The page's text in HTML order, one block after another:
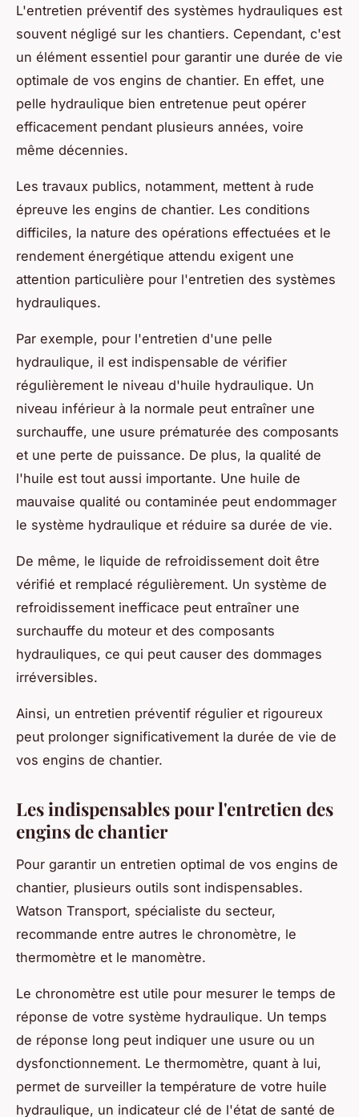
L'entretien préventif des systèmes hydrauliques est
souvent négligé sur les chantiers. Cependant, c'est
un élément essentiel pour garantir une durée de vie
optimale de vos engins de chantier. En effet, une
pelle hydraulique bien entretenue peut opérer
efficacement pendant plusieurs années, voire
même décennies.
Les travaux publics, notamment, mettent à rude
épreuve les engins de chantier. Les conditions
difficiles, la nature des opérations effectuées et le
rendement énergétique attendu exigent une
attention particulière pour l'entretien des systèmes
hydrauliques.
Par exemple, pour l'entretien d'une pelle
hydraulique, il est indispensable de vérifier
régulièrement le niveau d'huile hydraulique. Un
niveau inférieur à la normale peut entraîner une
surchauffe, une usure prématurée des composants
et une perte de puissance. De plus, la qualité de
l'huile est tout aussi importante. Une huile de
mauvaise qualité ou contaminée peut endommager
le système hydraulique et réduire sa durée de vie.
De même, le liquide de refroidissement doit être
vérifié et remplacé régulièrement. Un système de
refroidissement inefficace peut entraîner une
surchauffe du moteur et des composants
hydrauliques, ce qui peut causer des dommages
irréversibles.
Ainsi, un entretien préventif régulier et rigoureux
peut prolonger significativement la durée de vie de
vos engins de chantier.
Les indispensables pour l'entretien des
engins de chantier
Pour garantir un entretien optimal de vos engins de
chantier, plusieurs outils sont indispensables.
Watson Transport, spécialiste du secteur,
recommande entre autres le chronomètre, le
thermomètre et le manomètre.
Le chronomètre est utile pour mesurer le temps de
réponse de votre système hydraulique. Un temps
de réponse long peut indiquer une usure ou un
dysfonctionnement. Le thermomètre, quant à lui,
permet de surveiller la température de votre huile
hydraulique, un indicateur clé de l'état de santé de